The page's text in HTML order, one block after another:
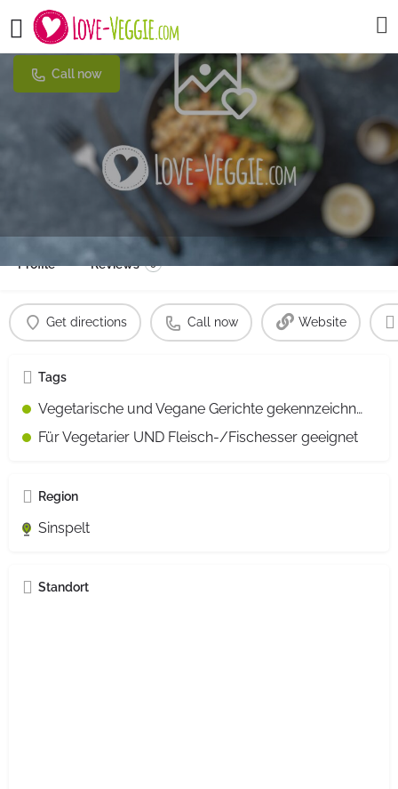
Auberge Altringer
Call now
Profile Reviews 0
Get directions Call now Website
Tags
Vegetarische und Vegane Gerichte gekennzeichnet
Für Vegetarier UND Fleisch-/Fischesser geeignet
Region
Sinspelt
Standort